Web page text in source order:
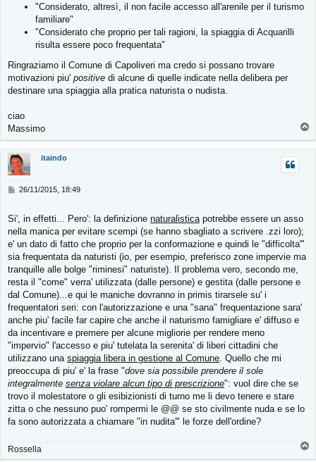
"Considerato, altresì, il non facile accesso all'arenile per il turismo
familiare"
"Considerato che proprio per tali ragioni, la spiaggia di Acquarilli
risulta essere poco frequentata"
Ringraziamo il Comune di Capoliveri ma credo si possano trovare
motivazioni piu' positive di alcune di quelle indicate nella delibera per
destinare una spiaggia alla pratica naturista o nudista.
ciao
Massimo
p
itaindo
M
s
a
g
o
26/11/2015, 18:49
Si', in effetti... Pero': la definizione naturalistica potrebbe essere un asso
nella manica per evitare scempi (se hanno sbagliato a scrivere .zzi loro);
e' un dato di fatto che proprio per la conformazione e quindi le "difficolta'"
sia frequentata da naturisti (io, per esempio, preferisco zone impervie ma
tranquille alle bolge "riminesi" naturiste). Il problema vero, secondo me,
resta il "come" verra' utilizzata (dalle persone) e gestita (dalle persone e
dal Comune)...e qui le maniche dovranno in primis tirarsele su' i
frequentatori seri: con l'autorizzazione e una "sana" frequentazione sara'
anche piu' facile far capire che anche il naturismo famigliare e' diffuso e
da incentivare e premere per alcune migliorie per rendere meno
"impervio" l'accesso e piu' tutelata la serenita' di liberi cittadini che
utilizzano una spiaggia libera in gestione al Comune . Quello che mi
preoccupa di piu' e' la frase "dove sia possibile prendere il sole
integralmente senza violare alcun tipo di prescrizione": vuol dire che se
trovo il molestatore o gli esibizionisti di turno me li devo tenere e stare
zitta o che nessuno puo' rompermi le @@ se sto civilmente nuda e se lo
fa sono autorizzata a chiamare "in nudita'" le forze dell'ordine?
Rossella